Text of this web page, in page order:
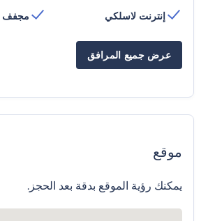
إنترنت لاسلكي
مجفف
عرض جميع المرافق
موقع
يمكنك رؤية الموقع بدقة بعد الحجز.